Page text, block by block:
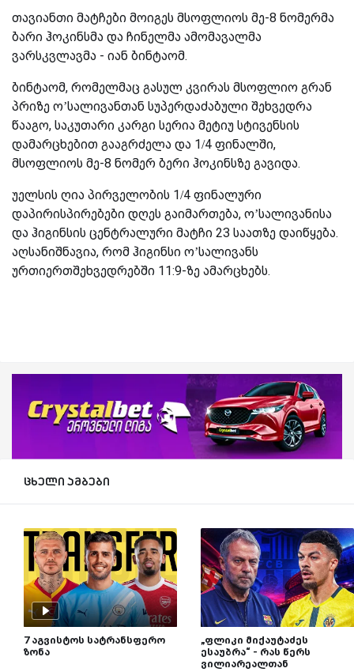
თავიანთი მატჩები მოიგეს მსოფლიოს მე-8 ნომერმა
ბარი ჰოკინსმა და ჩინელმა ამომავალმა
ვარსკვლავმა - იან ბინტაომ.
ბინტაომ, რომელმაც გასულ კვირას მსოფლიო გრან
პრიზე ო’სალივანთან სუპერდაძაბული შეხვედრა
წააგო, საკუთარი კარგი სერია მეტიუ სტივენსის
დამარცხებით გააგრძელა და 1/4 ფინალში,
მსოფლიოს მე-8 ნომერ ბერი ჰოკინსზე გავიდა.
უელსის ღია პირველობის 1/4 ფინალური
დაპირისპირებები დღეს გაიმართება, ო’სალივანისა
და ჰიგინსის ცენტრალური მატჩი 23 საათზე დაიწყება.
აღსანიშნავია, რომ ჰიგინსი ო’სალივანს
ურთიერთშეხვედრებში 11:9-ზე ამარცხებს.
ცხელი ამბები
7 აგვისტოს სატრანსფერო
ზონა
„ფლიკი მიქაუტაძეს
ესაუბრა“ - რას წერს
ვილიარეალთან